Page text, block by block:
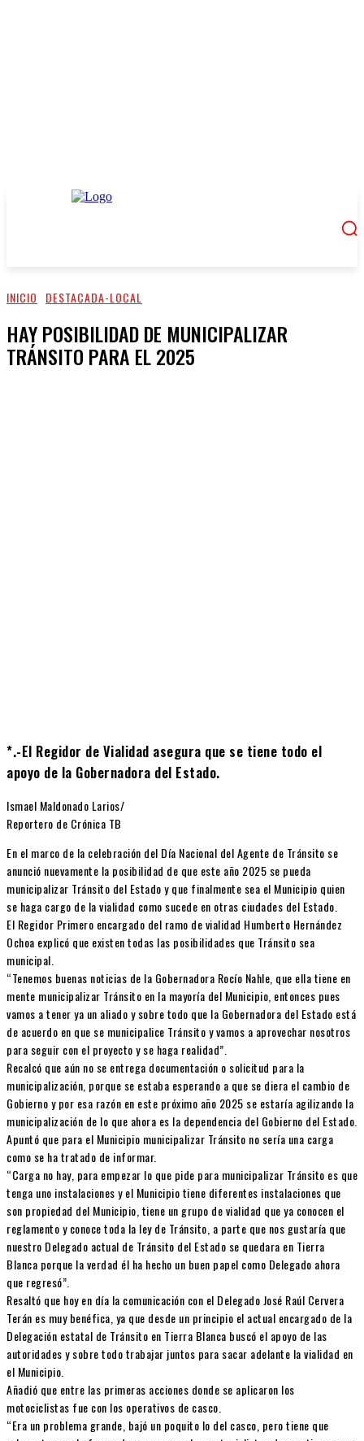
INICIO DESTACADA-LOCAL
HAY POSIBILIDAD DE MUNICIPALIZAR
TRÁNSITO PARA EL 2025
*.-El Regidor de Vialidad asegura que se tiene todo el
apoyo de la Gobernadora del Estado.
Ismael Maldonado Larios/
Reportero de Crónica TB
En el marco de la celebración del Día Nacional del Agente de Tránsito se
anunció nuevamente la posibilidad de que este año 2025 se pueda
municipalizar Tránsito del Estado y que finalmente sea el Municipio quien
se haga cargo de la vialidad como sucede en otras ciudades del Estado.
El Regidor Primero encargado del ramo de vialidad Humberto Hernández
Ochoa explicó que existen todas las posibilidades que Tránsito sea
municipal.
“Tenemos buenas noticias de la Gobernadora Rocío Nahle, que ella tiene en
mente municipalizar Tránsito en la mayoría del Municipio, entonces pues
vamos a tener ya un aliado y sobre todo que la Gobernadora del Estado está
de acuerdo en que se municipalice Tránsito y vamos a aprovechar nosotros
para seguir con el proyecto y se haga realidad”.
Recalcó que aún no se entrega documentación o solicitud para la
municipalización, porque se estaba esperando a que se diera el cambio de
Gobierno y por esa razón en este próximo año 2025 se estaría agilizando la
municipalización de lo que ahora es la dependencia del Gobierno del Estado.
Apuntó que para el Municipio municipalizar Tránsito no sería una carga
como se ha tratado de informar.
“Carga no hay, para empezar lo que pide para municipalizar Tránsito es que
tenga uno instalaciones y el Municipio tiene diferentes instalaciones que
son propiedad del Municipio, tiene un grupo de vialidad que ya conocen el
reglamento y conoce toda la ley de Tránsito, a parte que nos gustaría que
nuestro Delegado actual de Tránsito del Estado se quedara en Tierra
Blanca porque la verdad él ha hecho un buen papel como Delegado ahora
que regresó”.
Resaltó que hoy en día la comunicación con el Delegado José Raúl Cervera
Terán es muy benéfica, ya que desde un principio el actual encargado de la
Delegación estatal de Tránsito en Tierra Blanca buscó el apoyo de las
autoridades y sobre todo trabajar juntos para sacar adelante la vialidad en
el Municipio.
Añadió que entre las primeras acciones donde se aplicaron los
motociclistas fue con los operativos de casco.
“Era un problema grande, bajó un poquito lo del casco, pero tiene que